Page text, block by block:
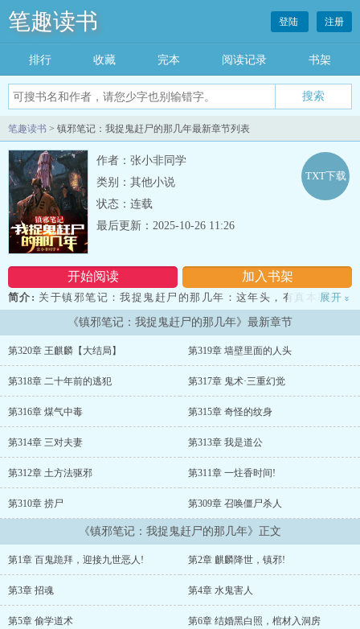
笔趣读书 登陆 注册
排行 收藏 完本 阅读记录 书架
笔趣读书 > 镇邪笔记：我捉鬼赶尸的那几年最新章节列表
作者：张小非同学
类别：其他小说
状态：连载
开始阅读 加入书架
TXT下载
最后更新：2025-10-26 11:26
简介: 关于镇邪笔记：我捉鬼赶尸的那几年：这年头，有真本事的人
不多了。入行十余年之久，我每天都跟死人打交道。背尸、画脸、缝
皮、望风、探水、掘坟、法事、引路、封棺。爷爷跟我说，三十岁便
能金盆洗手。但我却给自己起了一卦，我的命只有三十年。用我仅剩
展开 »
《镇邪笔记：我捉鬼赶尸的那几年》最新章节
第320章 王麒麟【大结局】 第319章 墙壁里面的人头
第318章 二十年前的逃犯 第317章 鬼术·三重幻觉
第316章 煤气中毒 第315章 奇怪的纹身
第314章 三对夫妻 第313章 我是道公
第312章 土方法驱邪 第311章 一炷香时间!
第310章 捞尸 第309章 召唤僵尸杀人
《镇邪笔记：我捉鬼赶尸的那几年》正文
第1章 百鬼跪拜，迎接九世恶人! 第2章 麒麟降世，镇邪!
第3章 招魂 第4章 水鬼害人
第5章 偷学道术 第6章 结婚黑白照，棺材入洞房